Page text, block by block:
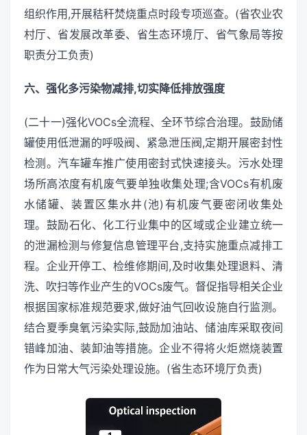
组织作用,开展秸秆焚烧重点时段专项巡查。(省农业农
村厅、省发展改革委、省生态环境厅、省气象局等按
职责分工负责)
六、强化多污染物减排,切实降低排放强度
(二十一)强化VOCs全流程、全环节综合治理。鼓励储
罐使用低泄漏的呼吸阀、紧急泄压阀,定期开展密封性
检测。汽车罐车推广使用密封式快速接头。污水处理
场所高浓度有机废气要单独收集处理;含VOCs有机废
水储罐、装置区集水井(池)有机废气要密闭收集处
理。鼓励石化、化工行业集中的区域或企业建立统一
的泄漏检测与修复信息管理平台,支持实施重点减排工
程。企业开停工、检维修期间,及时收集处理退料、清
洗、吹扫等作业产生的VOCs废气。督促指导相关企业
根据国家标准规范要求,做好油气回收设施自行监测。
结合夏季臭氧污染实际,鼓励加油站、储油库采取夜间
错峰加油、装卸油等措施。企业不得将火炬燃烧装置
作为日常大气污染处理设施。(省生态环境厅负责)